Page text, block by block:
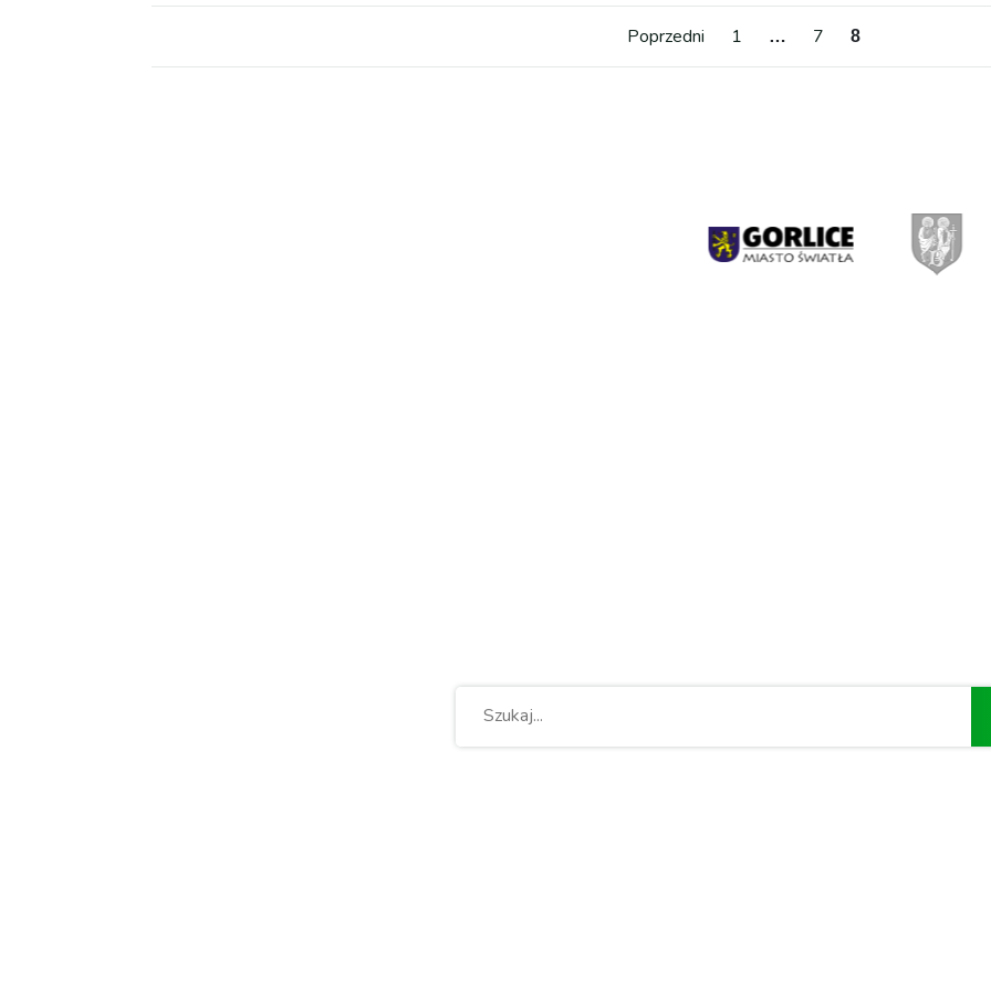
Poprzedni 1 … 7 8